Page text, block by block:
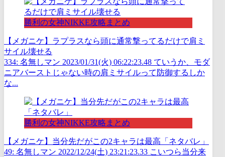
勝利の女神NIKKE攻略まとめ
【メガニケ】ラプラスなら頭に通常撃ってるだけで肩ミ
サイル壊せる
334: 名無しマン 2023/01/31(火) 06:22:23.48 ていうか、モダ
ニアバーストじゃない時の肩ミサイルって防御するしか
な...
勝利の女神NIKKE攻略まとめ
【メガニケ】当分先だがこの2キャラは最高「ネタバレ」
49: 名無しマン 2022/12/24(土) 23:21:23.33 こいつら当分来